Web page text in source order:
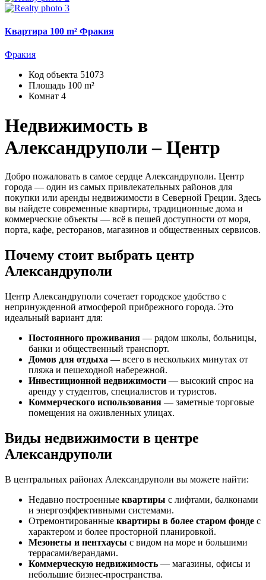
Квартира 100 m² Фракия
Фракия
Код объекта 51073
Площадь 100 m²
Комнат 4
Недвижимость в
Александруполи – Центр
Добро пожаловать в самое сердце Александруполи. Центр
города — один из самых привлекательных районов для
покупки или аренды недвижимости в Северной Греции. Здесь
вы найдете современные квартиры, традиционные дома и
коммерческие объекты — всё в пешей доступности от моря,
порта, кафе, ресторанов, магазинов и общественных сервисов.
Почему стоит выбрать центр
Александруполи
Центр Александруполи сочетает городское удобство с
непринужденной атмосферой прибрежного города. Это
идеальный вариант для:
Постоянного проживания — рядом школы, больницы,
банки и общественный транспорт.
Домов для отдыха — всего в нескольких минутах от
пляжа и пешеходной набережной.
Инвестиционной недвижимости — высокий спрос на
аренду у студентов, специалистов и туристов.
Коммерческого использования — заметные торговые
помещения на оживленных улицах.
Виды недвижимости в центре
Александруполи
В центральных районах Александруполи вы можете найти:
Недавно построенные квартиры с лифтами, балконами
и энергоэффективными системами.
Отремонтированные квартиры в более старом фонде с
характером и более просторной планировкой.
Мезонеты и пентхаусы с видом на море и большими
террасами/верандами.
Коммерческую недвижимость — магазины, офисы и
небольшие бизнес‑пространства.